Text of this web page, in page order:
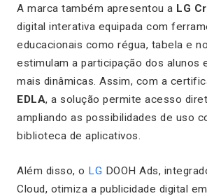
A marca também apresentou a LG
digital interativa equipada com
educacionais como régua, tabela e
estimulam a participação dos alunos
mais dinâmicas. Assim, com a
EDLA, a solução permite acesso
ampliando as possibilidades de uso
biblioteca de aplicativos.
Além disso, o LG DOOH Ads,
Cloud, otimiza a publicidade digital